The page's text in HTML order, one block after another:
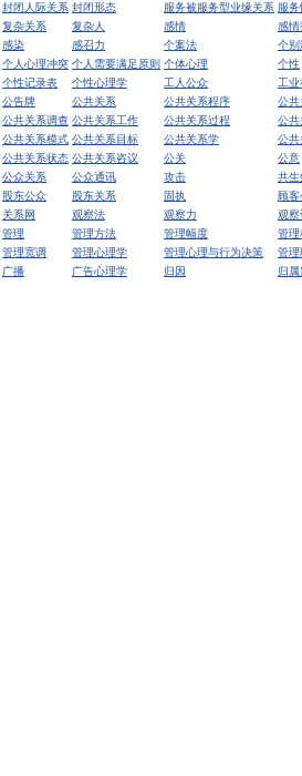
封闭人际关系 封闭形态 服务被服务型业缘关系 服
复杂关系
复杂人 感情 感情
感染
感召力 个案法 个别
个人心理冲突 个人需要满足原则 个体心理 个性
个性记录表
个性心理学 工人公众 工业
公告牌
公共关系 公共关系程序 公共
公共关系调查 公共关系工作 公共关系过程 公共
公共关系模式 公共关系目标 公共关系学 公共
公共关系状态 公共关系咨议 公关 公意
公众关系
公众通讯 攻击 共生
股东公众
股东关系 固执 顾
关系网
观察法 观察力 观察
管理
管理方法 管理幅度 管理
管理宽调
管理心理学 管理心理与行为决策 管理
广播
广告心理学 归因 归